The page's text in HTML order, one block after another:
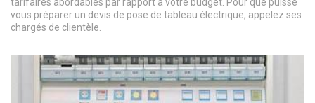
vous préparer un devis de pose de tableau électrique, appelez ses
chargés de clientèle.